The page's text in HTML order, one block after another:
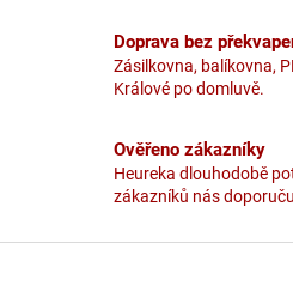
y
v
u
Doprava bez
Zásilkovna, balíkovna,
Králové po domluvě.
Ověřeno zákazníky
Heureka dlouhodobě
zákazníků nás
Z